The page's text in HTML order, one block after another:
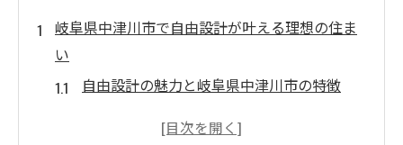
岐阜県中津川市で自由設計が叶える理想の住ま
い
自由設計の魅力と岐阜県中津川市の特徴
家族の夢を実現する自由設計のプロセス